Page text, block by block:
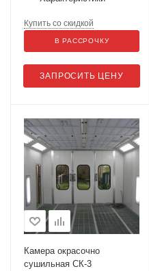
ЗАПРОСИТЬ ЦЕНУ
Купить со скидкой
В РАССРОЧКУ
Камера окрасочно
сушильная СК-3